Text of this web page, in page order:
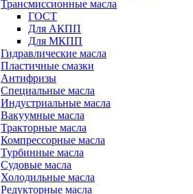
Трансмиссионные масла
ГОСТ
Для АКПП
Для МКПП
Гидравлические масла
Пластичные смазки
Антифризы
Специальные масла
Индустриальные масла
Вакуумные масла
Тракторные масла
Компрессорные масла
Турбинные масла
Судовые масла
Холодильные масла
Редукторные масла